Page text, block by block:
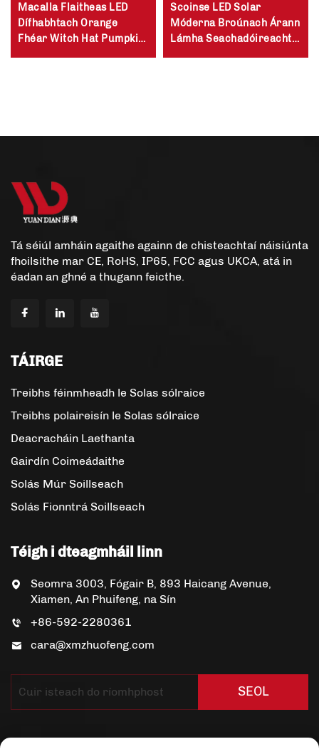
Macalla Flaitheas LED
Dífhabhtach Orange
Fhéar Witch Hat Pumpkin
Scoinse LED Solar
Móderna Broúnach Árann
Lámha Seachadóireacht
Tá séiúl amháin agaithe againn de chisteachtaí náisiúnta
fhoilsithe mar CE, RoHS, IP65, FCC agus UKCA, atá in
éadan an ghné a thugann feicthe.
TÁIRGE
Treibhs féinmheadh le Solas sólraice
Treibhs polaireisín le Solas sólraice
Deacracháin Laethanta
Gairdín Coimeádaithe
Solás Múr Soillseach
Solás Fionntrá Soillseach
Téigh i dteagmháil linn
Seomra 3003, Fógair B, 893 Haicang Avenue,
Xiamen, An Phuifeng, na Sín
+86-592-2280361
cara@xmzhuofeng.com
SEOL